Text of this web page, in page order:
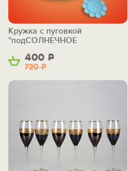
400 Р
720Р
Кружка с пуговкой
"подСОЛНЕЧНОЕ